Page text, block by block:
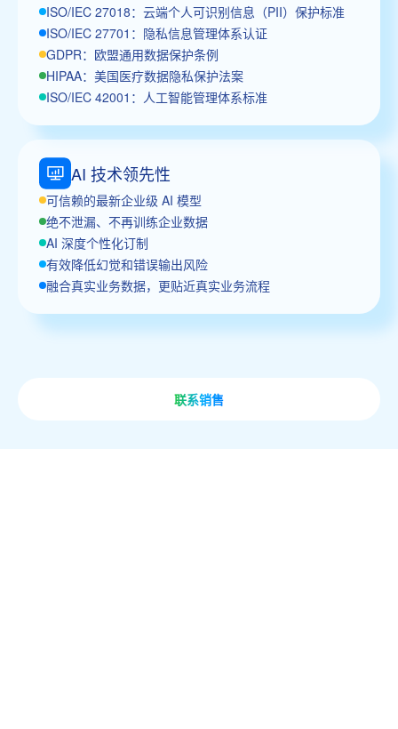
ISO/IEC 27018：云端个人可识别信息（PII）保护标准
ISO/IEC 27701：隐私信息管理体系认证
GDPR：欧盟通用数据保护条例
HIPAA：美国医疗数据隐私保护法案
ISO/IEC 42001：人工智能管理体系标准
AI 技术领先性
可信赖的最新企业级 AI 模型
绝不泄漏、不再训练企业数据
AI 深度个性化订制
有效降低幻觉和错误输出风险
融合真实业务数据，更贴近真实业务流程
联系销售